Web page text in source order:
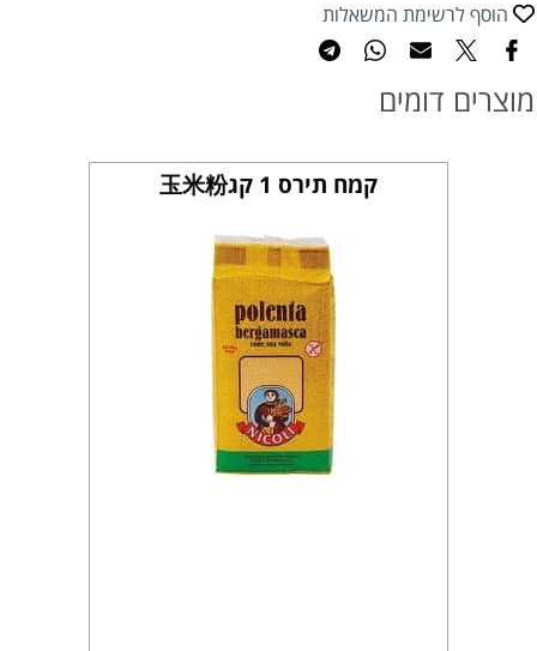
הוסף לרשימת המשאלות
מוצרים דומים
קמח תירס 1 קג玉米粉